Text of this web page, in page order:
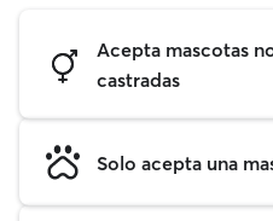
Acepta mascotas
castradas
Solo acepta una